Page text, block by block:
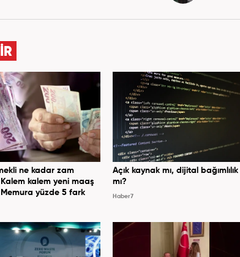
ne kadar zam
kalem yeni maaş
yüzde 5 fark
Açık kaynak mı, dijital bağımlılık
mı?
Haber7